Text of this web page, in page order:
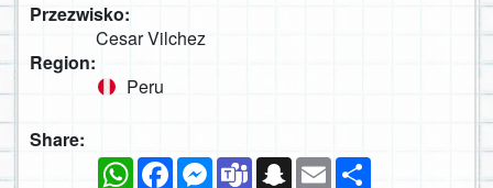
Przezwisko:
Cesar Vilchez
Region:
Peru
Share:
WhatsAppFacebookMessenger
TeamsSnapchat
Email